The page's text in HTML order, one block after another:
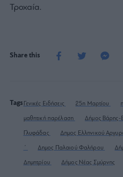
Τροχαία.
Share this
Tags Γενικές Ειδήσεις 25η Μαρτίου
μαθητική παρέλαση Δήμος Βάρης-
Γλυφάδας Δημος Ελληνικού
Δημος Παλαιού Φαλήρου
Δημητρίου Δήμος Νέας Σμύρνης